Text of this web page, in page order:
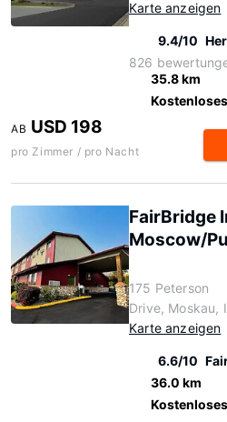
Karte anzeigen
9.4/10
826
35.8 km
AB USD 198
pro Zimmer / pro Nacht
FairBridge
Moscow/
175 Peterson
Drive, Moskau,
Karte anzeigen
6.6/10
36.0 km